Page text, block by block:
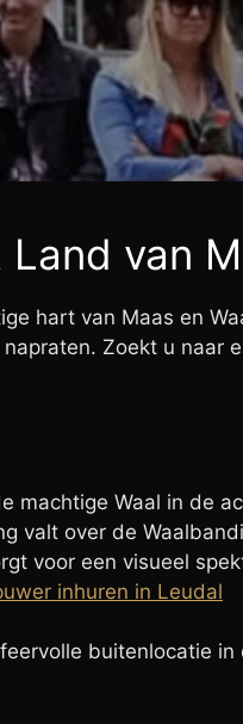
van
hart van Maas en
Zoekt u naar
machtige Waal in de
valt over de
voor een visueel
inhuren in Leudal
buitenlocatie